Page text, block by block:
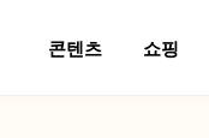
콘텐츠 쇼핑